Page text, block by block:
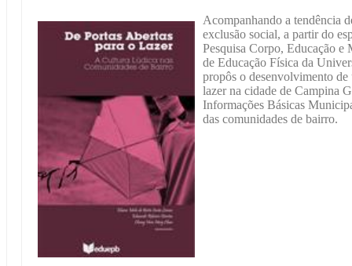
Acompanhando a tendência
exclusão social, a partir do
Pesquisa Corpo, Educação
de Educação Física da
propôs o desenvolvimento de
lazer na cidade de Campina
Informações Básicas
das comunidades de bairro.